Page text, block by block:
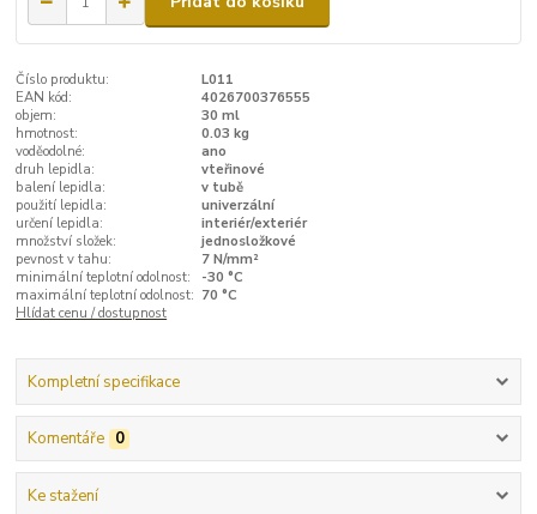
Číslo produktu:
L011
EAN kód:
4026700376555
objem:
30 ml
hmotnost:
0.03 kg
voděodolné:
ano
druh lepidla:
vteřinové
balení lepidla:
v tubě
použití lepidla:
univerzální
určení lepidla:
interiér/exteriér
množství složek:
jednosložkové
pevnost v tahu:
7 N/mm²
minimální teplotní odolnost:
-30 °C
maximální teplotní odolnost: 70 °C
Hlídat cenu / dostupnost
Kompletní specifikace
Komentáře 0
Ke stažení